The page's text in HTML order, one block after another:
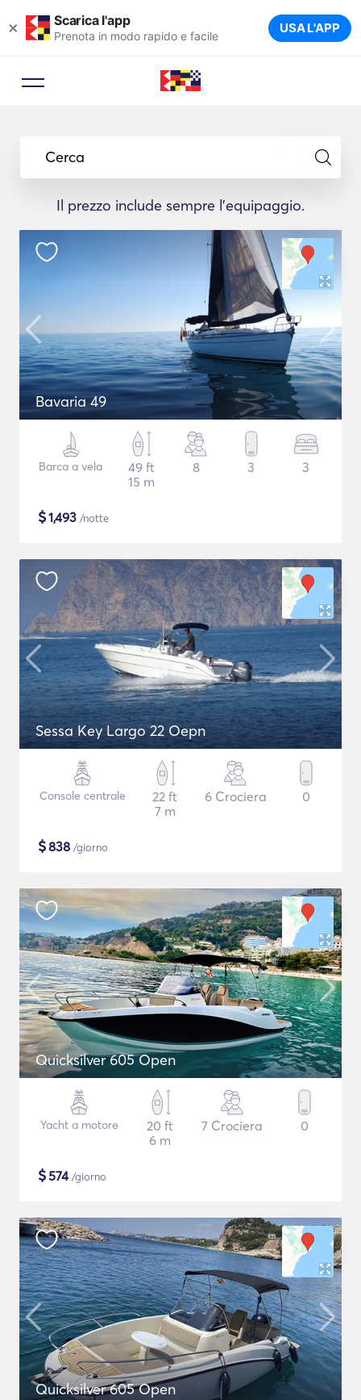
× Scarica l'app
Prenota in modo rapido e facile USA L'APP
Cerca
Il prezzo include sempre l'equipaggio.
Bavaria 49
Barca a vela
49 ft
15 m
8 3 3
$1,493 /notte
Sessa Key Largo 22 Oepn
Console centrale
22 ft
7 m
6 Crociera 0
$838 /giorno
Quicksilver 605 Open
Yacht a motore
20 ft
6 m
7 Crociera 0
$574/giorno
Quicksilver 605 Open